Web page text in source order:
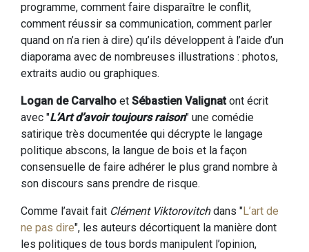
programme, comment faire disparaître le conflit,
comment réussir sa communication, comment parler
quand on n’a rien à dire) qu’ils développent à l’aide d’un
diaporama avec de nombreuses illustrations : photos,
extraits audio ou graphiques.
Logan de Carvalho et Sébastien Valignatont écrit
avec "L’Art d’avoir toujours raison" une comédie
satirique très documentée qui décrypte le langage
politique abscons, la langue de bois et la façon
consensuelle de faire adhérer le plus grand nombre à
son discours sans prendre de risque.
Comme l’avait fait Clément Viktorovitchdans "L’art de
ne pas dire", les auteurs décortiquent la manière dont
les politiques de tous bords manipulent l’opinion,